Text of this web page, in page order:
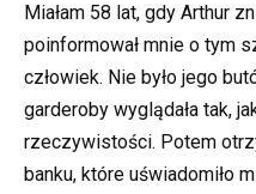
Miałam 58 lat, gdy Arthur
poinformował mnie o tym
człowiek. Nie było jego
garderoby wyglądała tak,
rzeczywistości. Potem
banku, które uświadomiło